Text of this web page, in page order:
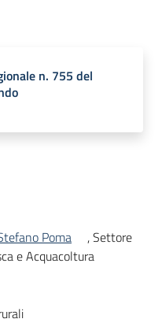
n. 755 del
Poma
, Settore
e Acquacoltura